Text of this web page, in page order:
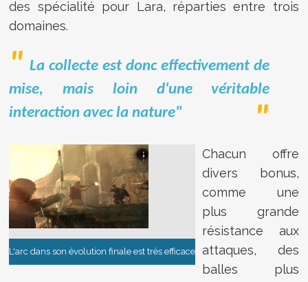
des spécialité pour Lara, réparties entre trois
domaines.
La collecte est donc effectivement de
mise, mais loin d'une véritable
interaction avec la nature"
L'arc dans son évolution finale est très efficace
Chacun offre
divers bonus,
comme une
plus grande
résistance aux
attaques, des
balles plus